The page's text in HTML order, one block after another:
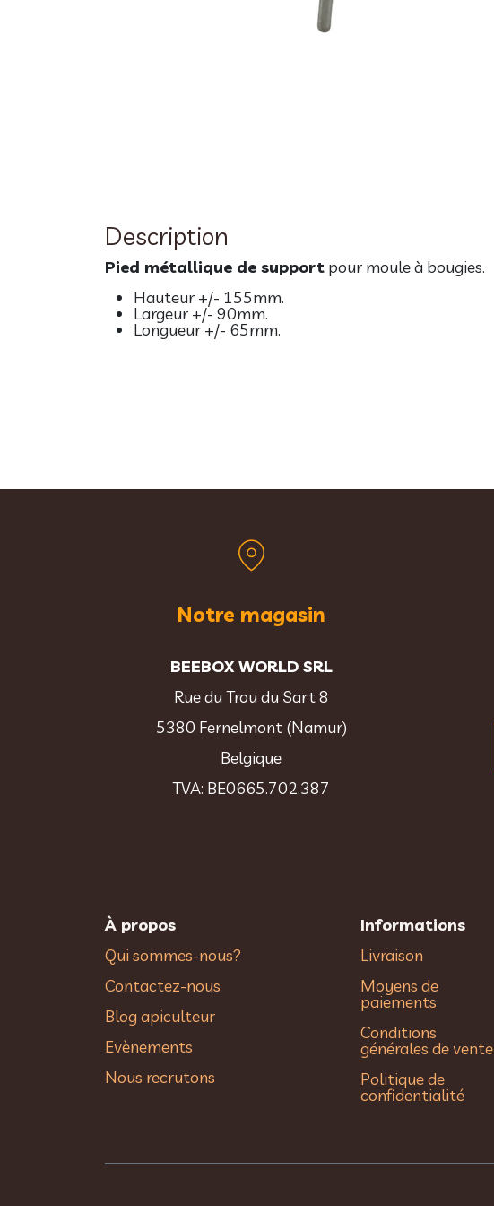
Description
Pied métallique de support pour moule à bougies.
Hauteur +/- 155mm.
Largeur +/- 90mm.
Longueur +/- 65mm.
Notre magasin
BEEBOX WORLD SRL
Rue du Trou du Sart 8
5380 Fernelmont (Namur)
Belgique
TVA: BE0665.702.387
À propos
Qui sommes-nous?
Contactez-nous
Blog apiculteur
Evènements
Nous recrutons
Informations
Livraison
Moyens de
paiements
Conditions
générales de vente
Politique de
confidentialité